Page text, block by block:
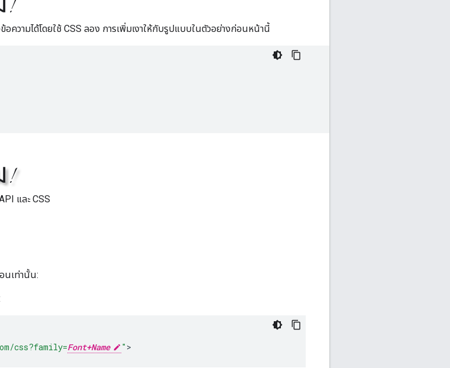
วามได้โดยใช้ CSS ลอง การเพิ่มเงาให้กับรูปแบบในตัวอย่างก่อนหน้านี้
!
และ CSS
นเท่านั้น:
css?family=Font+Name " >